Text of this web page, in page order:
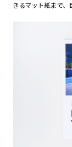
きるマット紙まで、